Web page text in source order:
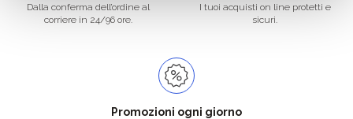
Dalla conferma dell’ordine al
corriere in 24/96 ore.
I tuoi acquisti on line protetti e
sicuri.
Promozioni ogni giorno